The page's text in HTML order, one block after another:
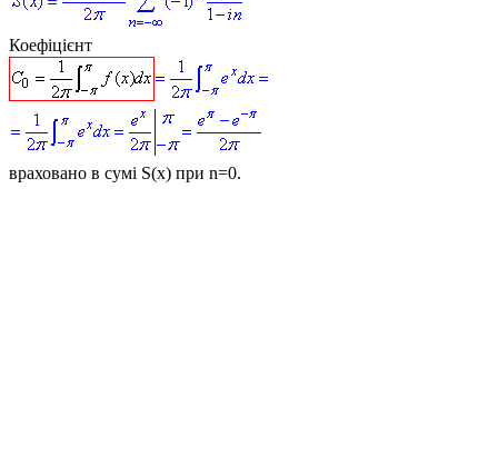
Коефіцієнт
враховано в сумі S(x) при n=0.